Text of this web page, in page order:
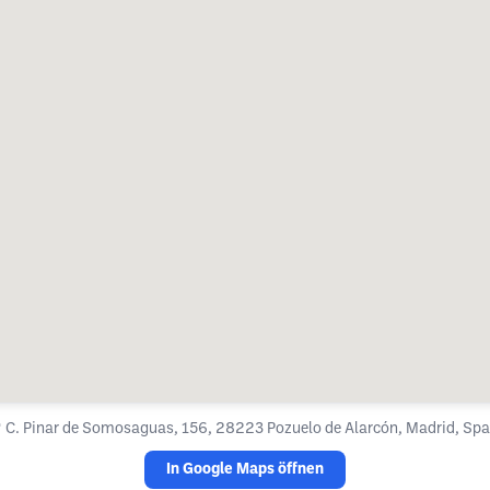
C. Pinar de Somosaguas, 156, 28223 Pozuelo de Alarcón, Madrid,
In Google Maps öffnen